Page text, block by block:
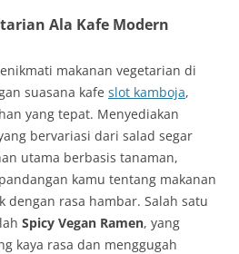
Ala Kafe Modern
makanan vegetarian di
suasana kafe slot kamboja,
yang tepat. Menyediakan
bervariasi dari salad segar
utama berbasis tanaman,
kamu tentang makanan
dengan rasa hambar. Salah satu
Spicy Vegan Ramen, yang
kaya rasa dan menggugah